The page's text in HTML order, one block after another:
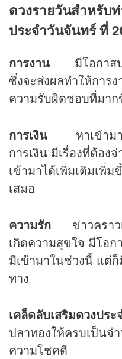
ดวงรายวันสำหรับ
ประจำวันจันทร์ ที่
การงาน มีโอกาสป
ซึ่งจะส่งผลทำให้การ
ความรับผิดชอบที่มา
การเงิน หาเข้ามาไ
การเงิน มีเรื่องที่ต้อง
เข้ามาได้เพิ่มเติมเพิ่
เสมอ
ความรัก ข่าวคราวเ
เกิดความสุขใจ มีโอ
มีเข้ามาในช่วงนี้ แต่
ทาง
เคล็ดลับเสริมดวงประ
ปลาทองให้ครบเป็นจ
ความโชคดี